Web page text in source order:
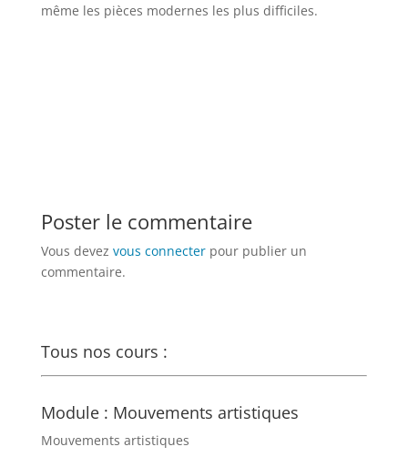
même les pièces modernes les plus difficiles.
Poster le commentaire
Vous devez vous connecterpour publier un
commentaire.
Tous nos cours :
Module : Mouvements artistiques
Mouvements artistiques